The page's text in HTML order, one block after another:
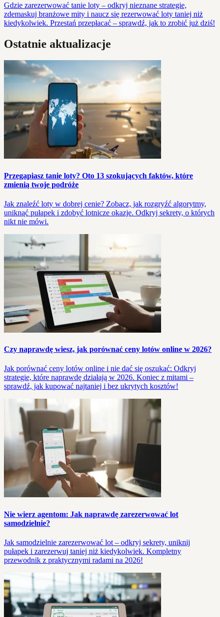
Gdzie zarezerwować tanie loty – odkryj nieznane strategie,
zdemaskuj branżowe mity i naucz się rezerwować loty taniej niż
kiedykolwiek. Przestań przepłacać – sprawdź, jak to zrobić już dziś!
Ostatnie aktualizacje
Przegapiasz tanie loty? Oto 13 szokujących faktów, które
zmienią twoje podróże
Jak znaleźć loty w dobrej cenie? Zobacz, jak rozgryźć algorytmy,
uniknąć pułapek i zdobyć lotnicze okazje. Odkryj sekrety, o których
nikt nie mówi.
Czy naprawdę wiesz, jak porównać ceny lotów online w 2026?
Jak porównać ceny lotów online i nie dać się oszukać: Odkryj
strategie, które naprawdę działają w 2026. Koniec z mitami –
sprawdź, jak kupować najtaniej i bez ukrytych kosztów!
Nie wierz agentom: Jak naprawdę zarezerwować lot
samodzielnie?
Jak samodzielnie zarezerwować lot – odkryj sekrety, uniknij
pułapek i zarezerwuj taniej niż kiedykolwiek. Kompletny
przewodnik z praktycznymi radami na 2026!